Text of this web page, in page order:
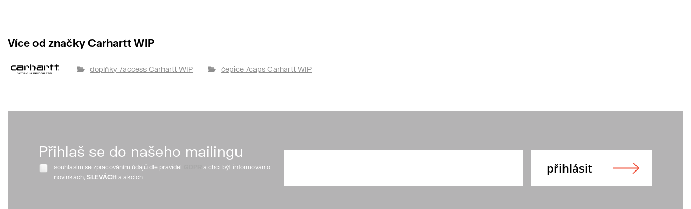
Více od značky Carhartt WIP
doplňky /access Carhartt WIP čepice /caps Carhartt WIP
Přihlaš se do našeho mailingu
souhlasím se zpracováním údajů dle pravidel
a chci být informován o
novinkách, SLEVÁCH a akcích